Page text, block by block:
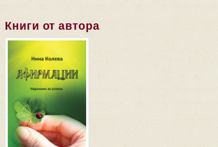
Книги от автора